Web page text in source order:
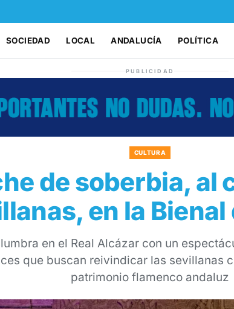
SOCIEDAD LOCAL ANDALUCÍA POLÍTICA
PUBLICIDAD
CULTURA
de soberbia, al
en la Bienal
en el Real Alcázar con un
que buscan reivindicar las sevillanas
patrimonio flamenco andaluz